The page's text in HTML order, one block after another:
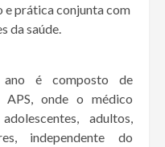
e prática conjunta com
da saúde.
é composto de
APS, onde o médico
adultos,
independente do